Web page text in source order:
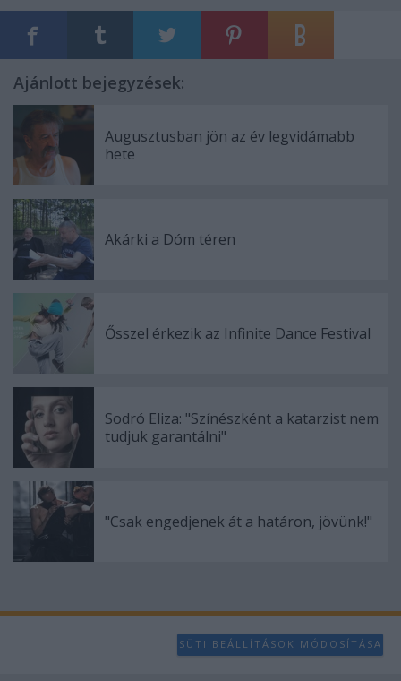
Ajánlott bejegyzések:
Augusztusban jön az év legvidámabb
hete
Akárki a Dóm téren
Ősszel érkezik az Infinite Dance Festival
Sodró Eliza: "Színészként a katarzist nem
tudjuk garantálni"
"Csak engedjenek át a határon, jövünk!"
SÜTI BEÁLLÍTÁSOK MÓDOSÍTÁSA